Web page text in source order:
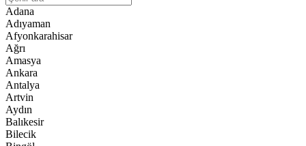
Adana
Adıyaman
Afyonkarahisar
Ağrı
Amasya
Ankara
Antalya
Artvin
Aydın
Balıkesir
Bilecik